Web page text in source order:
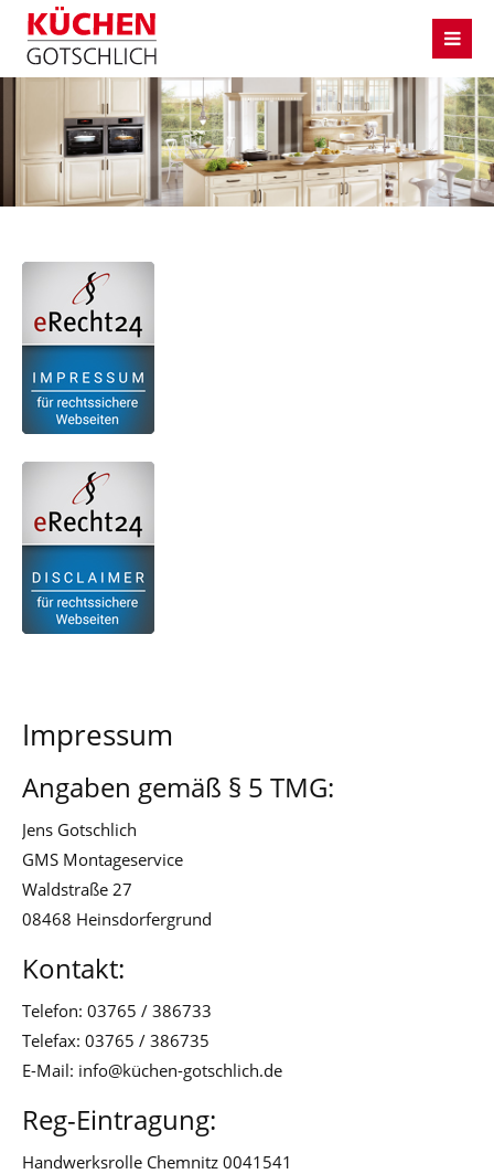
Impressum
Angaben gemäß § 5 TMG:
Jens Gotschlich
GMS Montageservice
Waldstraße 27
08468 Heinsdorfergrund
Kontakt:
Telefon: 03765 / 386733
Telefax: 03765 / 386735
E-Mail: info@küchen-gotschlich.de
Reg-Eintragung:
Handwerksrolle Chemnitz 0041541